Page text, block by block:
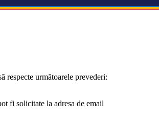
respecte următoarele prevederi:
fi solicitate la adresa de email